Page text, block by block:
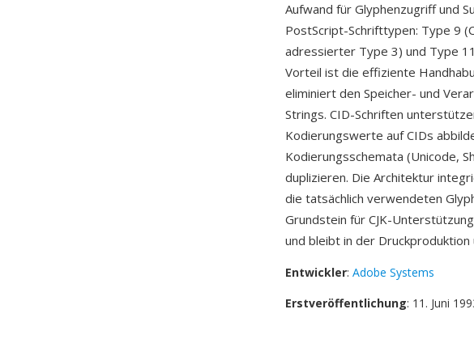
Aufwand für Glyphenzugriff und
PostScript-Schrifttypen: Type 9
adressierter Type 3) und Type
Vorteil ist die effiziente
eliminiert den Speicher- und
Strings. CID-Schriften
Kodierungswerte auf CIDs
Kodierungsschemata (Unicode,
duplizieren. Die Architektur
die tatsächlich verwendeten
Grundstein für CJK-
und bleibt in der
Entwickler: Adobe Systems
Erstveröffentlichung: 11. Juni